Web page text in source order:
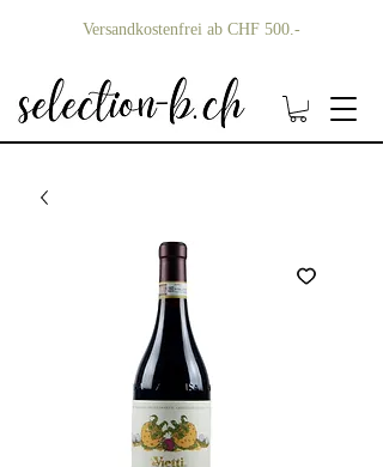
Versandkostenfrei ab CHF 500.-